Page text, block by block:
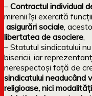
– Contractul individual
mirenii își exercită
asigurări sociale ,
libertatea de asociere;
– Statutul sindicatului
bisericii, iar
nerespectoși față de
sindicatului neaducând
religioase, nici